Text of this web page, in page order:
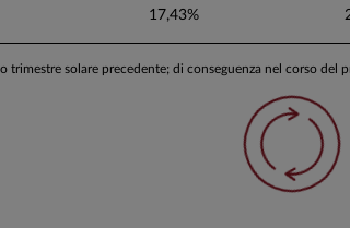
17,43%
trimestre solare precedente; di conseguenza nel corso